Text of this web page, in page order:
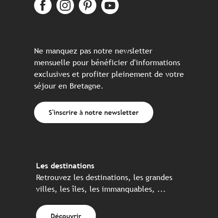
Ne manquez pas notre newsletter
mensuelle pour bénéficier d'informations
exclusives et profiter pleinement de votre
séjour en Bretagne.
S'inscrire à notre newsletter
Les destinations
Retrouvez les destinations, les grandes
villes, les îles, les immanquables, ...
Découvrir